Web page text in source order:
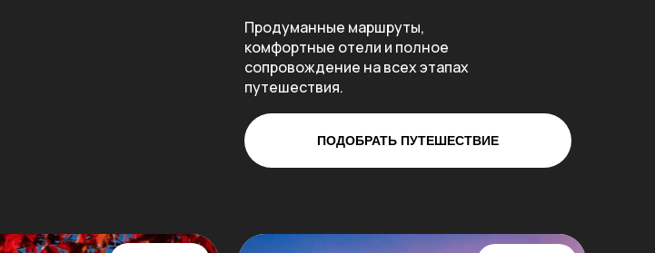
Продуманные маршруты,
комфортные отели и полное
сопровождение на всех этапах
путешествия.
ПОДОБРАТЬ ПУТЕШЕСТВИЕ